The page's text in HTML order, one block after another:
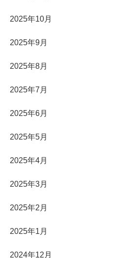
2025年10月
2025年9月
2025年8月
2025年7月
2025年6月
2025年5月
2025年4月
2025年3月
2025年2月
2025年1月
2024年12月